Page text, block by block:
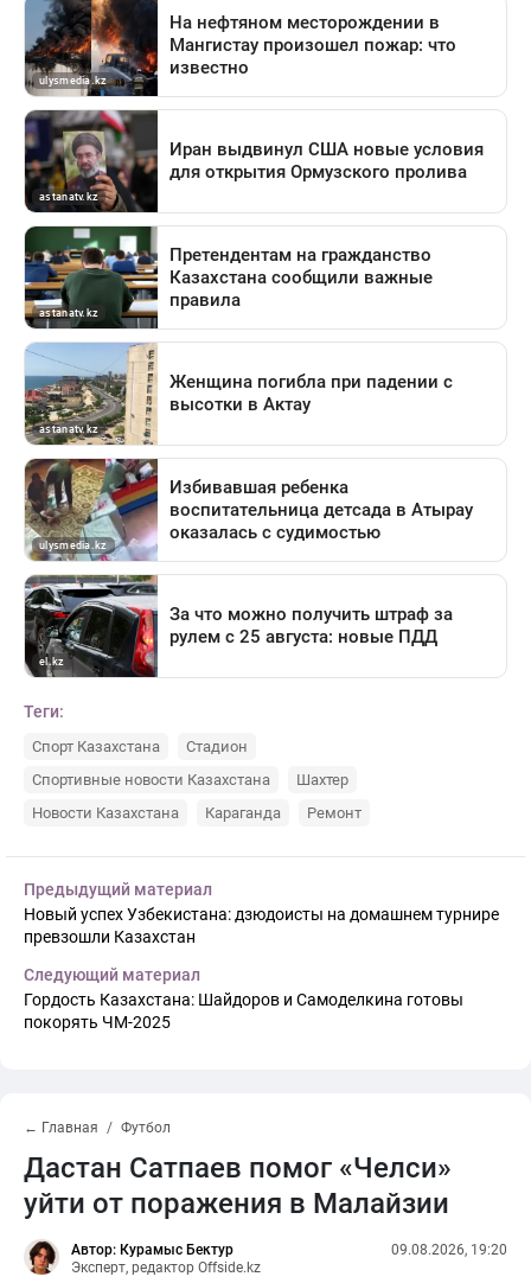
Теги:
Спорт Казахстана
Стадион
Спортивные новости Казахстана
Шахтер
Новости Казахстана
Караганда Ремонт
Предыдущий материал
Новый успех Узбекистана: дзюдоисты на домашнем турнире
превзошли Казахстан
Следующий материал
Гордость Казахстана: Шайдоров и Самоделкина готовы
покорять ЧМ-2025
← Главная Футбол
Дастан Сатпаев помог «Челси»
уйти от поражения в Малайзии
Автор: Курамыс Бектур
Эксперт, редактор Offside.kz
09.08.2026, 19:20